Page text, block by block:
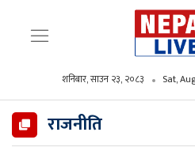
शनिबार, साउन २३, २०८३ Sat,
राजनीति